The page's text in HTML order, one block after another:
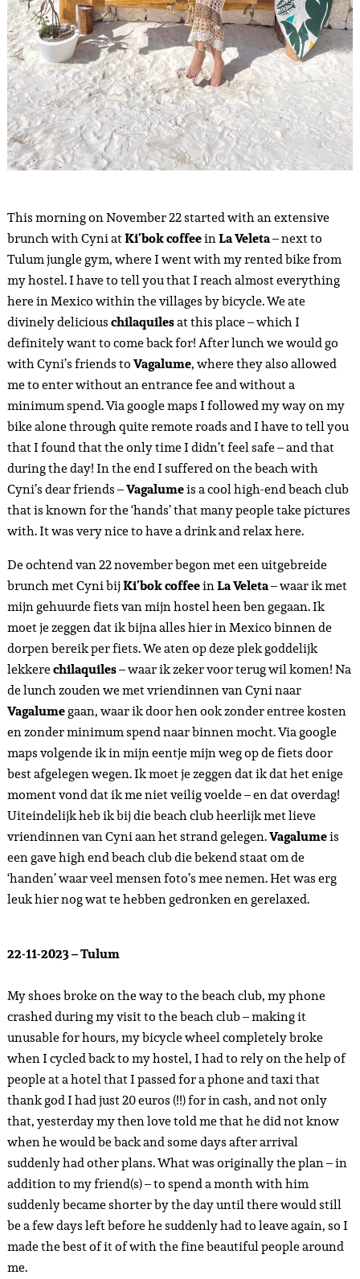
This morning on November 22 started with an extensive
brunch with Cyni atKi’bok coffeeinLa Veleta– next to
Tulum jungle gym, where I went with my rented bike from
my hostel. I have to tell you that I reach almost everything
here in Mexico within the villages by bicycle. We ate
divinely deliciouschilaquilesat this place – which I
definitely want to come back for! After lunch we would go
with Cyni’s friends toVagalume, where they also allowed
me to enter without an entrance fee and without a
minimum spend. Via google maps I followed my way on my
bike alone through quite remote roads and I have to tell you
that I found that the only time I didn’t feel safe – and that
during the day! In the end I suffered on the beach with
Cyni’s dear friends –Vagalumeis a cool high-end beach club
that is known for the ‘hands’ that many people take pictures
with. It was very nice to have a drink and relax here.
De ochtend van 22 november begon met een uitgebreide
brunch met Cyni bijKi’bok coffeeinLa Veleta– waar ik met
mijn gehuurde fiets van mijn hostel heen ben gegaan. Ik
moet je zeggen dat ik bijna alles hier in Mexico binnen de
dorpen bereik per fiets. We aten op deze plek goddelijk
lekkerechilaquiles– waar ik zeker voor terug wil komen! Na
de lunch zouden we met vriendinnen van Cyni naar
Vagalumegaan, waar ik door hen ook zonder entree kosten
en zonder minimum spend naar binnen mocht. Via google
maps volgende ik in mijn eentje mijn weg op de fiets door
best afgelegen wegen. Ik moet je zeggen dat ik dat het enige
moment vond dat ik me niet veilig voelde – en dat overdag!
Uiteindelijk heb ik bij die beach club heerlijk met lieve
vriendinnen van Cyni aan het strand gelegen.Vagalumeis
een gave high end beach club die bekend staat om de
‘handen’ waar veel mensen foto’s mee nemen. Het was erg
leuk hier nog wat te hebben gedronken en gerelaxed.
22-11-2023 – Tulum
My shoes broke on the way to the beach club, my phone
crashed during my visit to the beach club – making it
unusable for hours, my bicycle wheel completely broke
when I cycled back to my hostel, I had to rely on the help of
people at a hotel that I passed for a phone and taxi that
thank god I had just 20 euros (!!) for in cash, and not only
that, yesterday my then love told me that he did not know
when he would be back and some days after arrival
suddenly had other plans. What was originally the plan – in
addition to my friend(s) – to spend a month with him
suddenly became shorter by the day until there would still
be a few days left before he suddenly had to leave again, so I
made the best of it of with the fine beautiful people around
me.